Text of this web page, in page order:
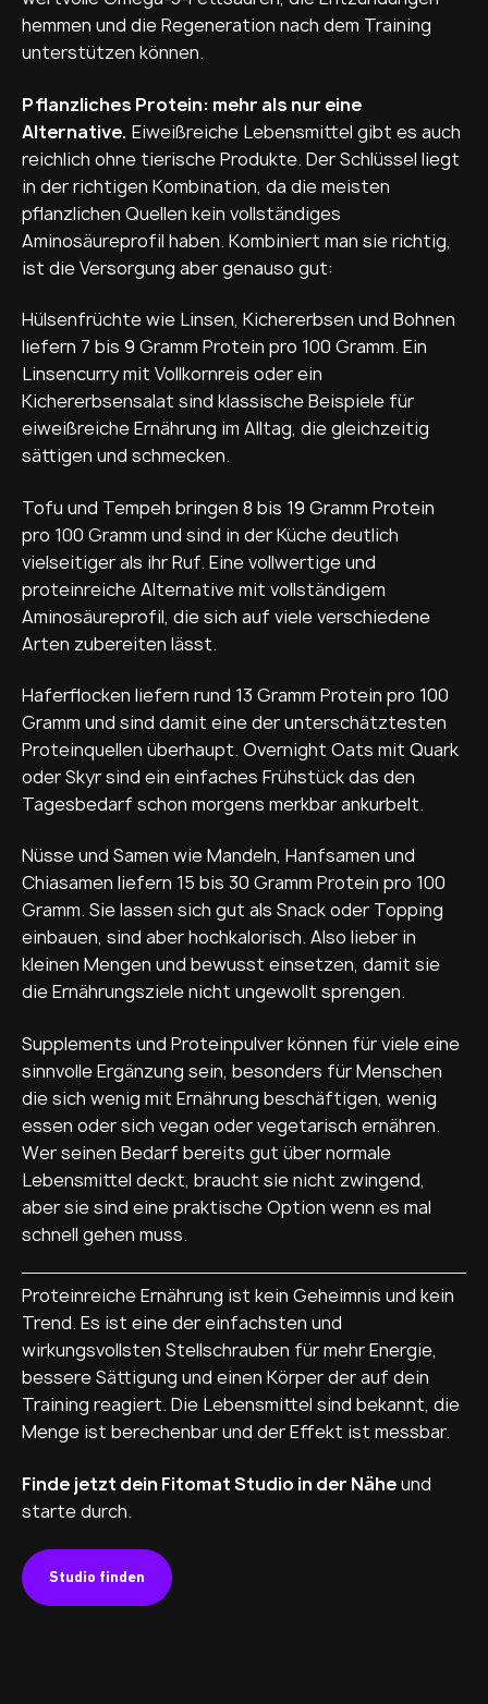
hemmen und die Regeneration nach dem Training
unterstützen können.
Pflanzliches Protein: mehr als nur eine
Alternative. Eiweißreiche Lebensmittel gibt es auch
reichlich ohne tierische Produkte. Der Schlüssel liegt
in der richtigen Kombination, da die meisten
pflanzlichen Quellen kein vollständiges
Aminosäureprofil haben. Kombiniert man sie richtig,
ist die Versorgung aber genauso gut:
Hülsenfrüchte wie Linsen, Kichererbsen und Bohnen
liefern 7 bis 9 Gramm Protein pro 100 Gramm. Ein
Linsencurry mit Vollkornreis oder ein
Kichererbsensalat sind klassische Beispiele für
eiweißreiche Ernährung im Alltag, die gleichzeitig
sättigen und schmecken.
Tofu und Tempeh bringen 8 bis 19 Gramm Protein
pro 100 Gramm und sind in der Küche deutlich
vielseitiger als ihr Ruf. Eine vollwertige und
proteinreiche Alternative mit vollständigem
Aminosäureprofil, die sich auf viele verschiedene
Arten zubereiten lässt.
Haferflocken liefern rund 13 Gramm Protein pro 100
Gramm und sind damit eine der unterschätztesten
Proteinquellen überhaupt. Overnight Oats mit Quark
oder Skyr sind ein einfaches Frühstück das den
Tagesbedarf schon morgens merkbar ankurbelt.
Nüsse und Samen wie Mandeln, Hanfsamen und
Chiasamen liefern 15 bis 30 Gramm Protein pro 100
Gramm. Sie lassen sich gut als Snack oder Topping
einbauen, sind aber hochkalorisch. Also lieber in
kleinen Mengen und bewusst einsetzen, damit sie
die Ernährungsziele nicht ungewollt sprengen.
Supplements und Proteinpulver können für viele eine
sinnvolle Ergänzung sein, besonders für Menschen
die sich wenig mit Ernährung beschäftigen, wenig
essen oder sich vegan oder vegetarisch ernähren.
Wer seinen Bedarf bereits gut über normale
Lebensmittel deckt, braucht sie nicht zwingend,
aber sie sind eine praktische Option wenn es mal
schnell gehen muss.
Proteinreiche Ernährung ist kein Geheimnis und kein
Trend. Es ist eine der einfachsten und
wirkungsvollsten Stellschrauben für mehr Energie,
bessere Sättigung und einen Körper der auf dein
Training reagiert. Die Lebensmittel sind bekannt, die
Menge ist berechenbar und der Effekt ist messbar.
Finde jetzt dein Fitomat Studio in der Näheund
starte durch.
Studio finden